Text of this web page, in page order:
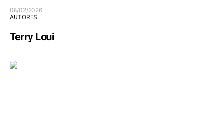
08/02/2026
AUTORES
Terry Loui